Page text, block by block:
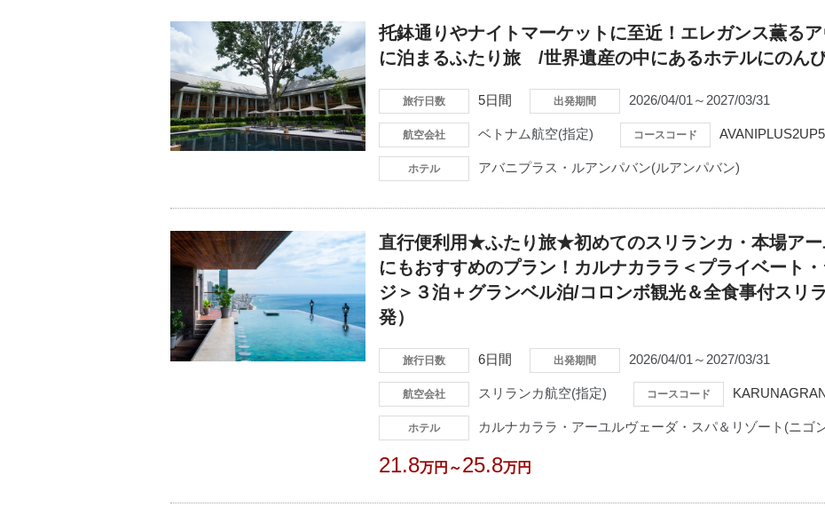
托鉢通りやナイトマーケットに至近！エレガンス薫る
に泊まるふたり旅 /世界遺産の中にあるホテルにのん
旅行日数 5日間 出発期間 2026/04/01～2027/03/31
航空会社 ベトナム航空(指定) コースコード AVANIPLUS2UP5
ホテル アバニプラス・ルアンパバン(ルアンパバン)
直行便利用★ふたり旅★初めてのスリランカ・本場ア
にもおすすめのプラン！カルナカララ＜プライベート
ジ＞３泊＋グランベル泊/コロンボ観光＆全食事付スリ
発）
旅行日数 6日間 出発期間 2026/04/01～2027/03/31
航空会社 スリランカ航空(指定) コースコード
ホテル カルナカララ・アーユルヴェーダ・スパ＆リゾート(ニゴ
21.8万円～25.8万円